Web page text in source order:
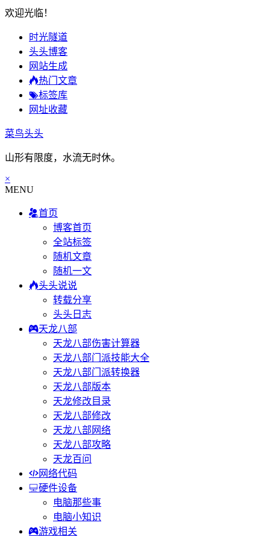
欢迎光临！
时光隧道
头头博客
网站生成
热门文章
标签库
网址收藏
菜鸟头头
山形有限度，水流无时休。
×
MENU
首页
博客首页
全站标签
随机文章
随机一文
头头说说
转载分享
头头日志
天龙八部
天龙八部伤害计算器
天龙八部门派技能大全
天龙八部门派转换器
天龙八部版本
天龙修改目录
天龙八部修改
天龙八部网络
天龙八部攻略
天龙百问
网络代码
硬件设备
电脑那些事
电脑小知识
游戏相关